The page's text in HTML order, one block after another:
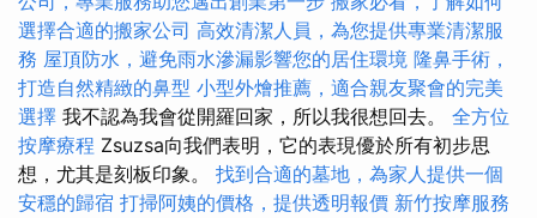
選擇合適的搬家公司 高效清潔人員，為您提供專業清潔服
務 屋頂防水，避免雨水滲漏影響您的居住環境 隆鼻手術，
打造自然精緻的鼻型 小型外燴推薦，適合親友聚會的完美
選擇 我不認為我會從開羅回家，所以我很想回去。 全方位
按摩療程 Zsuzsa向我們表明，它的表現優於所有初步思
想，尤其是刻板印象。 找到合適的墓地，為家人提供一個
安穩的歸宿 打掃阿姨的價格，提供透明報價 新竹按摩服務